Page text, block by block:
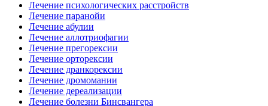
Лечение психологических расстройств
Лечение паранойи
Лечение абулии
Лечение аллотриофагии
Лечение прегорексии
Лечение орторексии
Лечение дранкорексии
Лечение дромомании
Лечение дереализации
Лечение болезни Бинсвангера